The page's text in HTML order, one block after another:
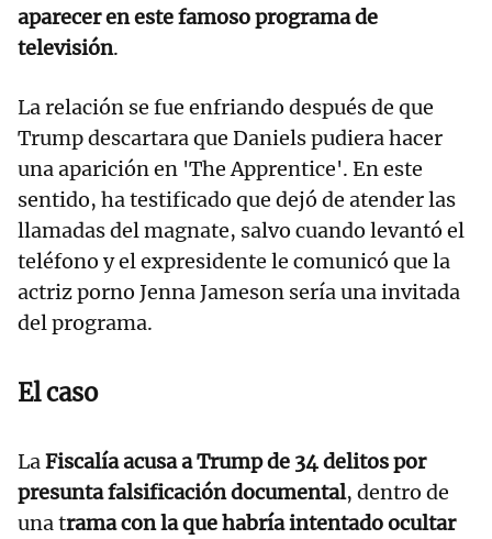
aparecer en este famoso programa de
televisión.
La relación se fue enfriando después de que
Trump descartara que Daniels pudiera hacer
una aparición en 'The Apprentice'. En este
sentido, ha testificado que dejó de atender las
llamadas del magnate, salvo cuando levantó el
teléfono y el expresidente le comunicó que la
actriz porno Jenna Jameson sería una invitada
del programa.
El caso
LaFiscalía acusa a Trump de 34 delitos por
presunta falsificación documental, dentro de
una trama con la que habría intentado ocultar